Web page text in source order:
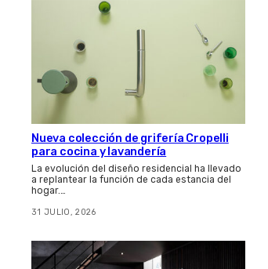
Nueva colección de grifería Cropelli
para cocina y lavandería
La evolución del diseño residencial ha llevado
a replantear la función de cada estancia del
hogar.…
31 JULIO, 2026